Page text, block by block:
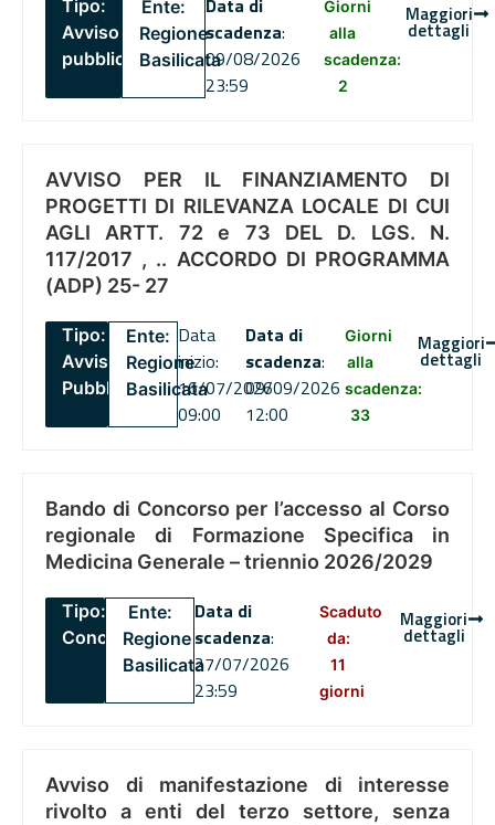
Tipo:
Avviso
pubblico
Ente:
Regione
Basilicata
Data di
scadenza:
09/08/2026
23:59
Giorni
alla
scadenza:
2
Maggiori
dettagli
AVVISO PER IL FINANZIAMENTO DI
PROGETTI DI RILEVANZA LOCALE DI CUI
AGLI ARTT. 72 e 73 DEL D. LGS. N.
117/2017 , .. ACCORDO DI PROGRAMMA
(ADP) 25- 27
Tipo:
Avviso
Pubblico
Ente:
Regione
Basilicata
Data
inizio:
16/07/2026
09:00
Data di
scadenza:
09/09/2026
12:00
Giorni
alla
scadenza:
33
Maggiori
dettagli
Bando di Concorso per l’accesso al Corso
regionale di Formazione Specifica in
Medicina Generale – triennio 2026/2029
Tipo:
Concorsi
Ente:
Regione
Basilicata
Data di
scadenza:
27/07/2026
23:59
Scaduto
da:
11
giorni
Maggiori
dettagli
Avviso di manifestazione di interesse
rivolto a enti del terzo settore, senza